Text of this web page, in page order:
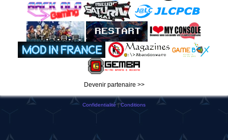
Devenir partenaire >>
Confidentialité|Conditions